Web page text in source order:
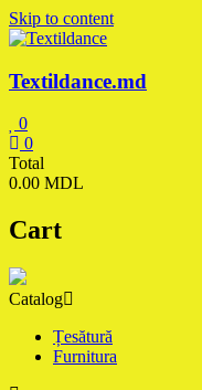
Skip to content
Textildance.md
0
0
Total
0.00 MDL
Cart
Catalog
Țesătură
Furnitura